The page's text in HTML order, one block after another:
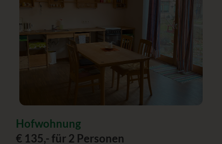
Hofwohnung
€ 135,- für 2 Personen